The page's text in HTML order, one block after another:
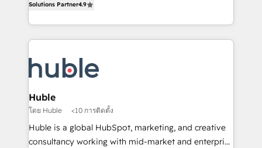
team of 100+ experts is ready for you! Driving digital
growth | www.brightdigital.com
1️⃣ Set Up | Onboarding New or Check-fixing existing
HubSpot portals 2️⃣ Scale Up | 100% HubSpot Task
Execution... Global 24/7 ... All Experts 3️⃣ Integrate |
Slash months from your API Integration project... ⬅️
Click "Contact Business" ⬅️ to access 150+ Kickstart
Integration templates that put HubSpot in the center
of your tech stack, syncing... 🛍️ Shopify or
WooCommerce 💲 Stripe or Paypal 💰 Sage or
Netsuite 🤖 Google or Microsoft ✍️ DocuSign or
Solutions Partner4.9
Huble
โดย Huble <10 การติดตั้ง
Huble is a global HubSpot, marketing, and creative
consultancy working with mid-market and enterprise